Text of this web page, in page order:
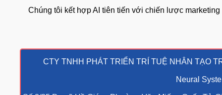
Chúng tôi kết hợp AI tiên tiến với chiến lược
CTY TNHH PHÁT TRIỂN TRÍ TUỆ NHÂN
Neural